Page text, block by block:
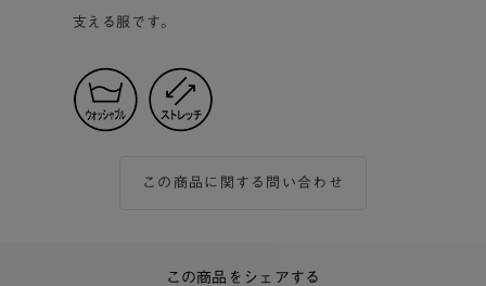
支える服です。
この商品に関する問い合わせ
この商品をシェアする